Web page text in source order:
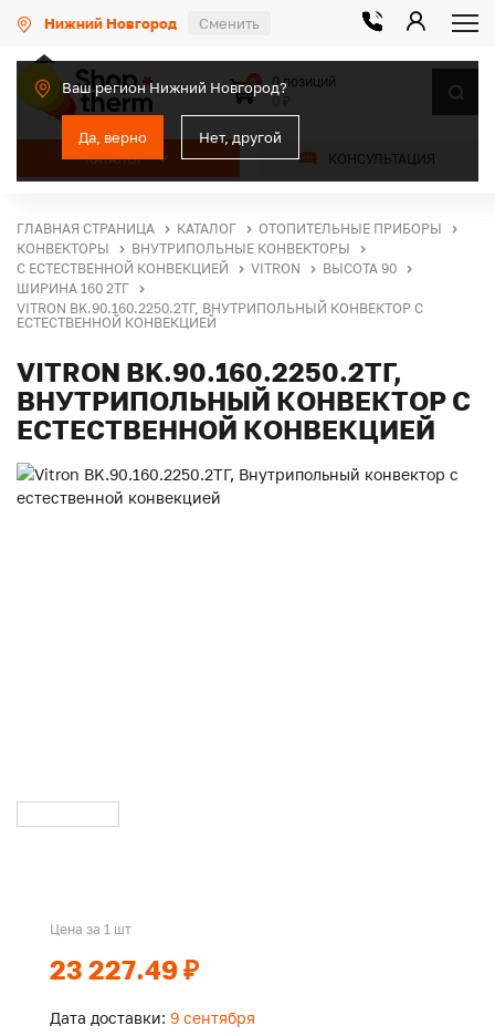
Нижний Новгород Сменить
Ваш регион Нижний Новгород?
Да, верно Нет, другой
КАТАЛОГ КОНСУЛЬТАЦИЯ
0
0 позиций
ГЛАВНАЯ СТРАНИЦА КАТАЛОГ
ОТОПИТЕЛЬНЫЕ ПРИБОРЫ
КОНВЕКТОРЫ
ВНУТРИПОЛЬНЫЕ КОНВЕКТОРЫ
С ЕСТЕСТВЕННОЙ КОНВЕКЦИЕЙ
VITRON
ВЫСОТА 90
ШИРИНА 160 2ТГ
VITRON BK.90.160.2250.2ТГ, ВНУТРИПОЛЬНЫЙ КОНВЕКТОР С
ЕСТЕСТВЕННОЙ КОНВЕКЦИЕЙ
VITRON BK.90.160.2250.2ТГ,
ВНУТРИПОЛЬНЫЙ КОНВЕКТОР С
ЕСТЕСТВЕННОЙ КОНВЕКЦИЕЙ
Цена за 1 шт
23 227.49 ₽
Дата доставки: 9 сентября